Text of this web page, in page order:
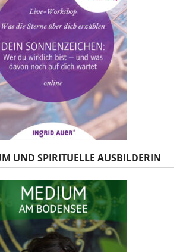
UND SPIRITUELLE AUSBILDERIN